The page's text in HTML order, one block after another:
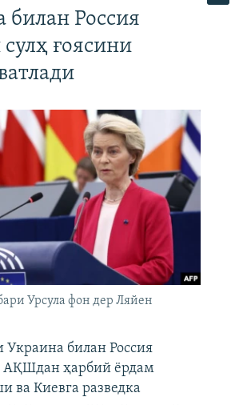
билан Россия
ғоясини
Урсула фон дер Ляйен
Украина билан Россия
АҚШдан ҳарбий ёрдам
ва Киевга разведка